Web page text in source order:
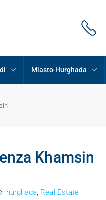
Miasto Hurghada
Khamsin
hurghada, Real Estate